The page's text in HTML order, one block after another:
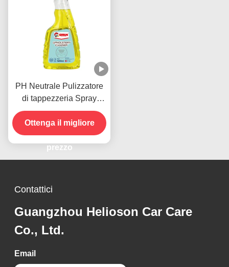
PH Neutrale Pulizzatore
di tappezzeria Spray
Disinfettante Rimuovi
macchie in grande
quantità
Ottenga il migliore
prezzo
Contattici
Guangzhou Helioson Car Care
Co., Ltd.
Email